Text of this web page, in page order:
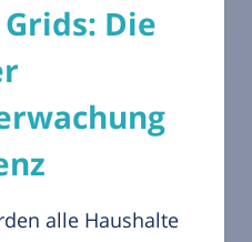
Die
alle Haushalte